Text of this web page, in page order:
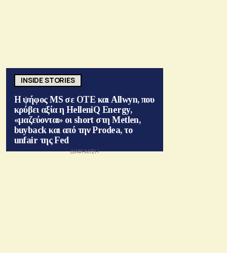
INSIDE STORIES
Η ψήφος MS σε ΟΤΕ και Allwyn, που
κρύβει αξία η HelleniQ Energy,
«μαζεύονται» οι short στη Metlen,
buyback και από την Prodea, το
unfair της Fed